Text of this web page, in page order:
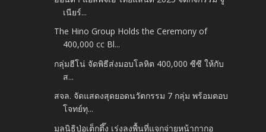
เนียร์...
The Hino Group Holds the Ceremony of
400,000 cc Bl...
กลุ่มฮีโน่ จัดพิธีส่งมอบโลหิต 400,000 ซีซี ให้กับ
ส...
สจล. จัดแสดงสุดยอดนวัตกรรม 7 กลุ่ม พร้อมตอบ
โจทย์ทุ...
มูลนิธิป่อเต็กตึ๊ง เร่งลงพื้นที่แจกจ่ายหน้ากากอ